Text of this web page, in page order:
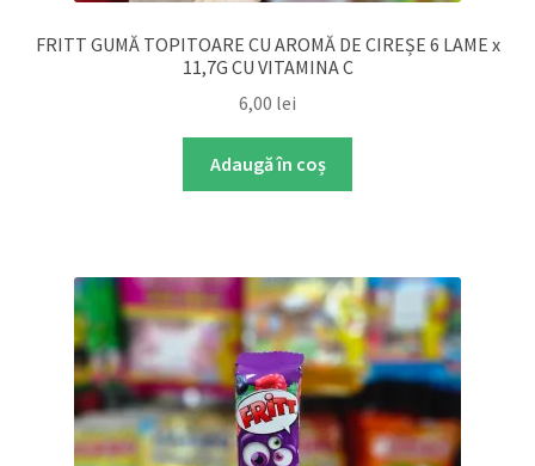
FRITT GUMĂ TOPITOARE CU AROMĂ DE CIREȘE 6 LAME x
11,7G CU VITAMINA C
6,00 lei
Adaugă în coș